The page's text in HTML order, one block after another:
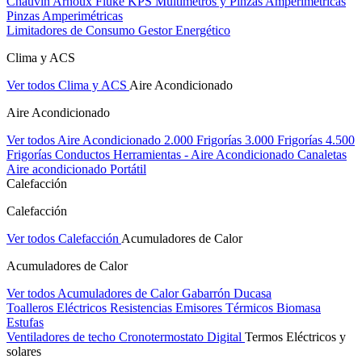
Pinzas Amperimétricas
Limitadores de Consumo Gestor Energético
Clima y ACS
Ver todos Clima y ACS Aire Acondicionado
Aire Acondicionado
Ver todos Aire Acondicionado 2.000 Frigorías 3.000 Frigorías 4.500
Frigorías Conductos Herramientas - Aire Acondicionado Canaletas
Aire acondicionado Portátil
Calefacción
Calefacción
Ver todos Calefacción Acumuladores de Calor
Acumuladores de Calor
Ver todos Acumuladores de CalorGabarrón Ducasa
Toalleros Eléctricos Resistencias Emisores Térmicos Biomasa
Estufas
Ventiladores de techo Cronotermostato Digital Termos Eléctricos y
solares